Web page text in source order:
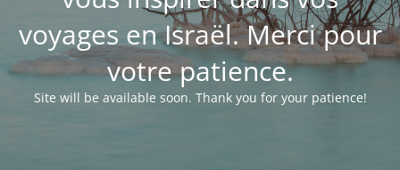
voyages en Israël. Merci pour
votre patience.
Site will be available soon. Thank you for your patience!